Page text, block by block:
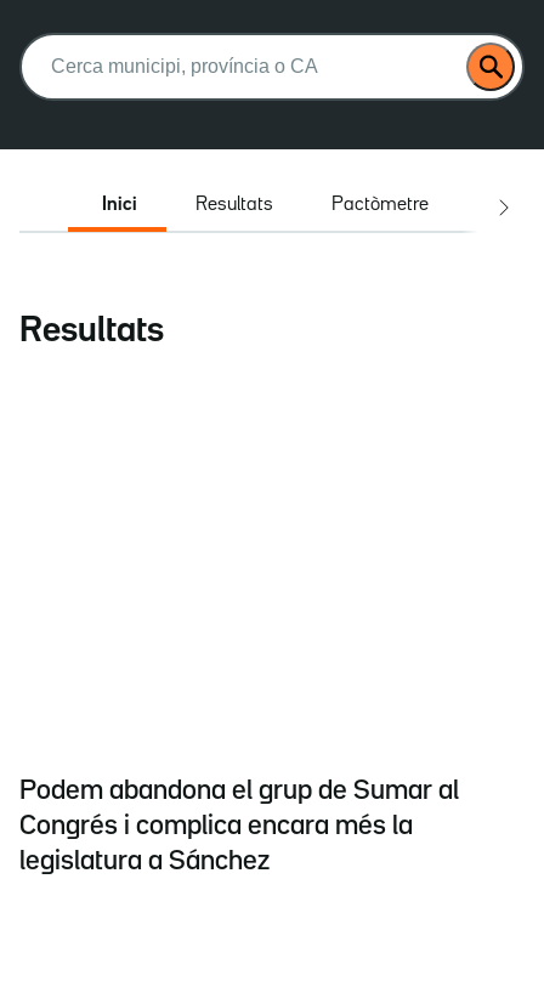
Buscar:
Inici Resultats Pactòmetre
Resultats
Podem abandona el grup de Sumar al
Congrés i complica encara més la
legislatura a Sánchez